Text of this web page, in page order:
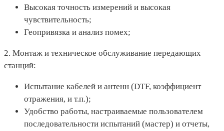
Высокая точность измерений и высокая
чувствительность;
Геопривязка и анализ помех;
2. Монтаж и техническое обслуживание передающих
станций:
Испытание кабелей и антенн (DTF, коэффициент
отражения, и т.п.);
Удобство работы, настраиваемые пользователем
последовательности испытаний (мастер) и отчеты,